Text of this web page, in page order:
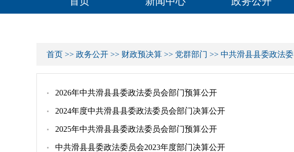
首页 >> 政务公开 >> 财政预决算 >> 党群部门 >> 中共滑县县委政法委
2026年中共滑县县委政法委员会部门预算公开
2024年度中共滑县县委政法委员会部门决算公开
2025年中共滑县县委政法委员会部门预算公开
中共滑县县委政法委员会2023年度部门决算公开